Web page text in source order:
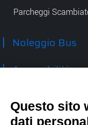
Parcheggi
Noleggio Bus
Accessibilità
TEP spa
Questo sito
dati